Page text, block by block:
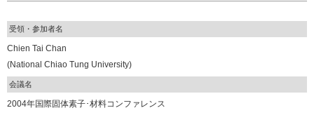
受領・参加者名
Chien Tai Chan
(National Chiao Tung University)
会議名
2004年国際固体素子･材料コンファレンス